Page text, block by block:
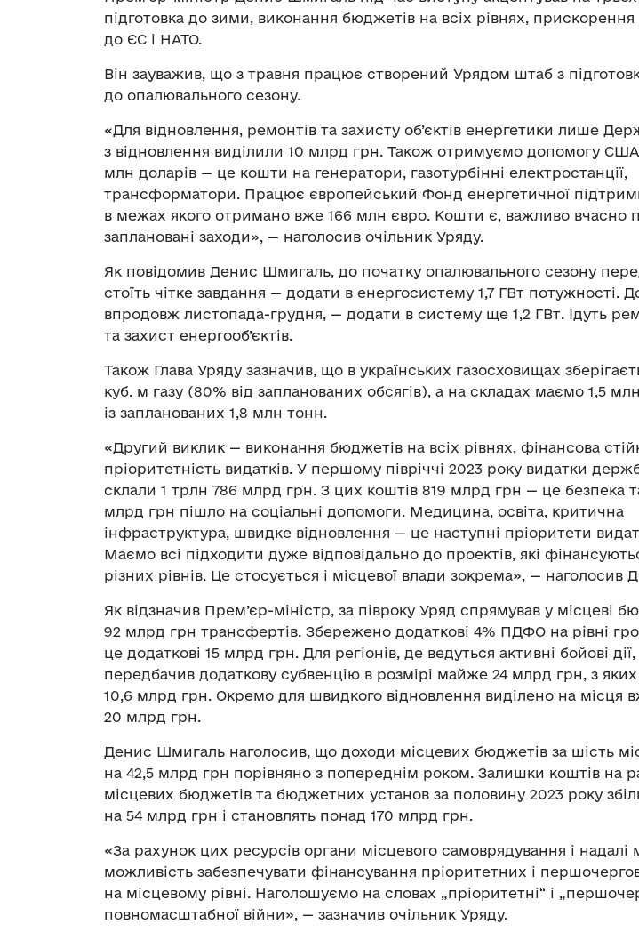
підготовка до зими, виконання бюджетів на всіх рівнях, прискорення
до ЄС і НАТО.
Він зауважив, що з травня працює створений Урядом штаб з
до опалювального сезону.
«Для відновлення, ремонтів та захисту об’єктів енергетики лише
з відновлення виділили 10 млрд грн. Також отримуємо допомогу США
млн доларів — це кошти на генератори, газотурбінні електростанції,
трансформатори. Працює європейський Фонд енергетичної
в межах якого отримано вже 166 млн євро. Кошти є, важливо вчасно
заплановані заходи», — наголосив очільник Уряду.
Як повідомив Денис Шмигаль, до початку опалювального сезону
стоїть чітке завдання — додати в енергосистему 1,7 ГВт потужності.
впродовж листопада-грудня, — додати в систему ще 1,2 ГВт. Ідуть
та захист енергооб’єктів.
Також Глава Уряду зазначив, що в українських газосховищах
куб. м газу (80% від запланованих обсягів), а на складах маємо 1,5
із запланованих 1,8 млн тонн.
«Другий виклик — виконання бюджетів на всіх рівнях, фінансова
пріоритетність видатків. У першому півріччі 2023 року видатки
склали 1 трлн 786 млрд грн. З цих коштів 819 млрд грн — це безпека
млрд грн пішло на соціальні допомоги. Медицина, освіта, критична
інфраструктура, швидке відновлення — це наступні пріоритети
Маємо всі підходити дуже відповідально до проектів, які
різних рівнів. Це стосується і місцевої влади зокрема», —
Як відзначив Прем’єр-міністр, за півроку Уряд спрямував у місцеві
92 млрд грн трансфертів. Збережено додаткові 4% ПДФО на рівні
це додаткові 15 млрд грн. Для регіонів, де ведуться активні бойові
передбачив додаткову субвенцію в розмірі майже 24 млрд грн, з
10,6 млрд грн. Окремо для швидкого відновлення виділено на місця
20 млрд грн.
Денис Шмигаль наголосив, що доходи місцевих бюджетів за шість
на 42,5 млрд грн порівняно з попереднім роком. Залишки коштів на
місцевих бюджетів та бюджетних установ за половину 2023 року
на 54 млрд грн і становлять понад 170 млрд грн.
«За рахунок цих ресурсів органи місцевого самоврядування і надалі
можливість забезпечувати фінансування пріоритетних і
на місцевому рівні. Наголошуємо на словах „пріоритетні“ і
повномасштабної війни», — зазначив очільник Уряду.